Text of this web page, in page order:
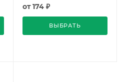
от174 ₽
ВЫБРАТЬ